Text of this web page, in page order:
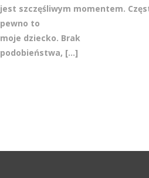
jest szczęśliwym momentem.
pewno to
moje dziecko. Brak
podobieństwa, [...]